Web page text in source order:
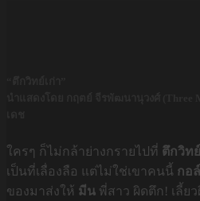
ใครๆ ก็ไม่กล้าย่างกรายไปที่ ตึกวิท
เป็นที่เลื่องลือ แต่ไม่ใช่เขาคนนี้ กอ
ของมาส่งให้ มีน พี่สาว ผิดตึก! เลี้ย